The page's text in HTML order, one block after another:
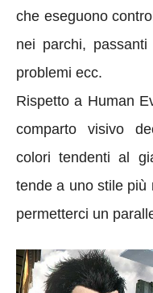
che eseguono
nei parchi,
problemi ecc.
Rispetto a Human
comparto visivo
colori tendenti al
tende a uno stile più
permetterci un